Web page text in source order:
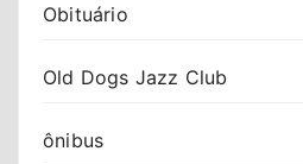
Obituário
Old Dogs Jazz Club
ônibus